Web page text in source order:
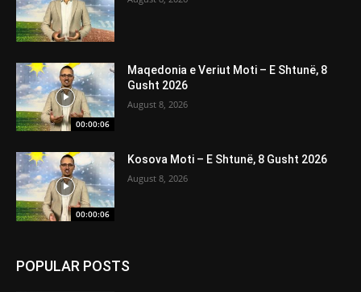
00:00:06
Maqedonia e Veriut Moti – E Shtunë, 8
Gusht 2026
August 8, 2026
00:00:06
Kosova Moti – E Shtunë, 8 Gusht 2026
August 8, 2026
POPULAR POSTS